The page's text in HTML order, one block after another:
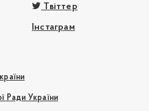
Твіттер
Інстаграм
Ради України